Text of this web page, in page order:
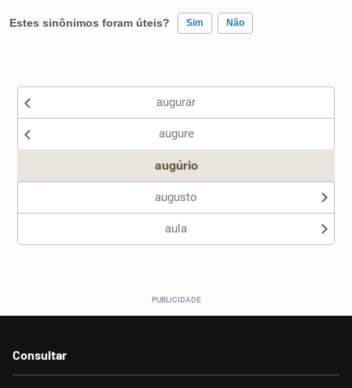
Sinônimos
Estes sinônimos foram úteis? Sim Não
Nenhum dos sinônimos apresentados me ajudou
augurar
augure
augúrio
augusto
aula
Consultar